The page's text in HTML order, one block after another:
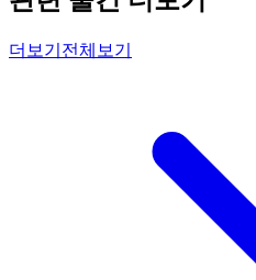
더보기 전체보기